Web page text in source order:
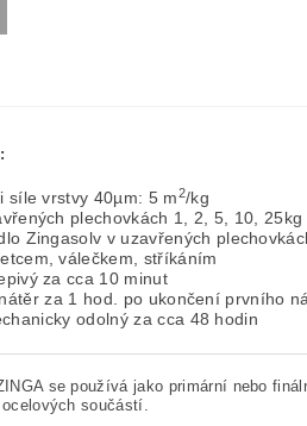
síle vrstvy 40µm: 5 m2/kg
plechovkách 1, 2, 5, 10, 25kg
Zingasolv v uzavřených
válečkem, stříkáním
za cca 10 minut
1 hod. po ukončení prvního
odolný za cca 48 hodin
se používá jako primární nebo
součástí.